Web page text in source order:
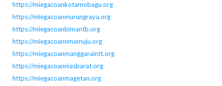
https://miegacoankotamobagu.org
https://miegacoanmurungraya.org
https://miegacoanbimantb.org
https://miegacoannmamuju.org
https://miegacoanmanggaraintt.org
https://miegacoanniasbarat.org
https://miegacoanmagetan.org